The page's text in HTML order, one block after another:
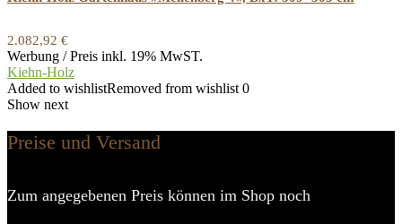
2.082,92 €
Werbung / Preis inkl. 19% MwST.
Kiehn-Holz
Added to wishlistRemoved from wishlist 0
Show next
Preise und Versand
Zum angegebenen Preis können im Shop noch